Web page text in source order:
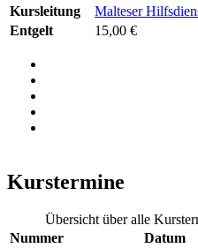
Kursleitung
Malteser
Entgelt
15,00 €
Kurstermine
Übersicht über alle
Nummer
Datum